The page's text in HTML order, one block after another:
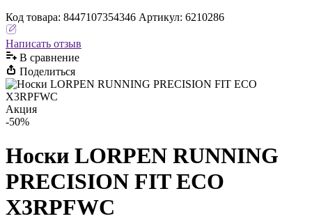
Код товара: 8447107354346 Артикул: 6210286
Написать отзыв
В сравнениe
Поделиться
Акция
-50%
Носки LORPEN RUNNING
PRECISION FIT ECO
X3RPFWC